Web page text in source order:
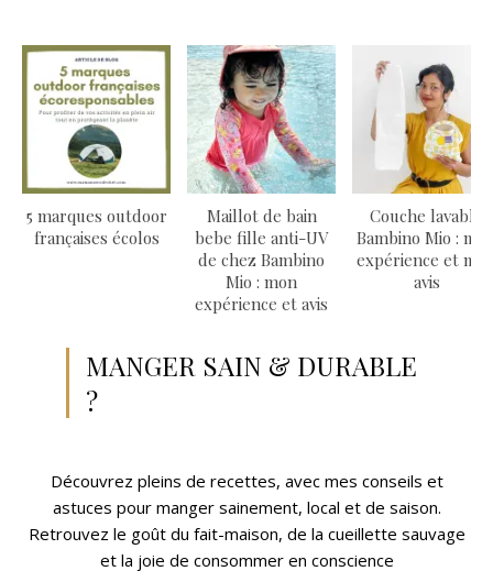
5 marques outdoor
françaises écolos
Maillot de bain
bebe fille anti-UV
de chez Bambino
Mio : mon
expérience et avis
Couche lavable
Bambino Mio :
expérience et
avis
MANGER SAIN & DURABLE
?
Découvrez pleins de recettes, avec mes conseils et
astuces pour manger sainement, local et de saison.
Retrouvez le goût du fait-maison, de la cueillette sauvage
et la joie de consommer en conscience